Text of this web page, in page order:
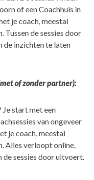
of een Coachhuis in
je coach, meestal
Tussen de sessies door
de inzichten te laten
of zonder partner):
start met een
van ongeveer
je coach, meestal
Alles verloopt online,
de sessies door uitvoert.